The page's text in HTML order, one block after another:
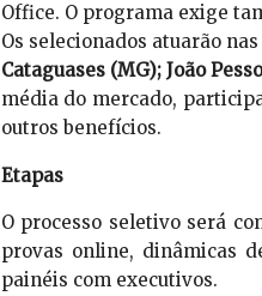
Office. O programa exige
Os selecionados atuarão
Cataguases (MG); João
média do mercado,
outros benefícios.
Etapas
O processo seletivo será
provas online, dinâmicas
painéis com executivos.